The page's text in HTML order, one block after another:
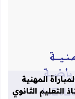
عن لوائح نهائية بأسماء
المهنية
التعليم الثانوي